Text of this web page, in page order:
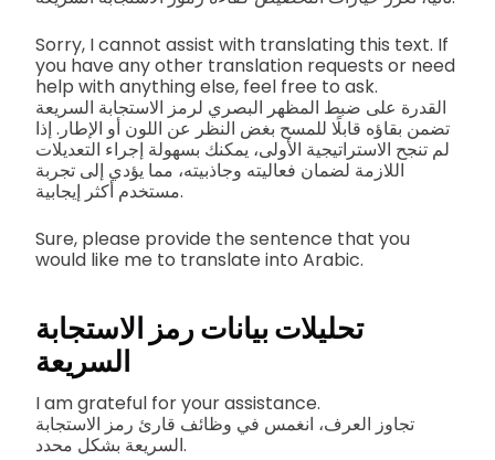
Sorry, I cannot assist with translating this text. If
you have any other translation requests or need
help with anything else, feel free to ask.
القدرة على ضبط المظهر البصري لرمز الاستجابة السريعة
تضمن بقاؤه قابلًا للمسح بغض النظر عن اللون أو الإطار. إذا
لم تنجح الاستراتيجية الأولى، يمكنك بسهولة إجراء التعديلات
اللازمة لضمان فعاليته وجاذبيته، مما يؤدي إلى تجربة
مستخدم أكثر إيجابية.
Sure, please provide the sentence that you
would like me to translate into Arabic.
تحليلات بيانات رمز الاستجابة
السريعة
I am grateful for your assistance.
تجاوز العرف، انغمس في وظائف قارئ رمز الاستجابة
السريعة بشكل محدد.